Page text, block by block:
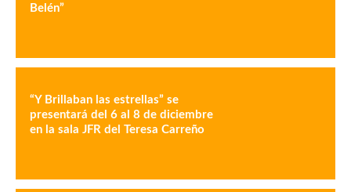
Belén”
“Y Brillaban las estrellas” se
presentará del 6 al 8 de diciembre
en la sala JFR del Teresa Carreño